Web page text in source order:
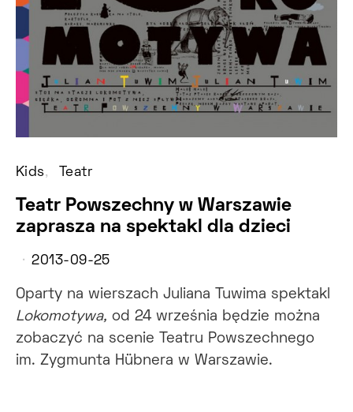
Kids Teatr
Teatr Powszechny w Warszawie
zaprasza na spektakl dla dzieci
2013-09-25
Oparty na wierszach Juliana Tuwima spektakl
Lokomotywa, od 24 września będzie można
zobaczyć na scenie Teatru Powszechnego
im. Zygmunta Hübnera w Warszawie.